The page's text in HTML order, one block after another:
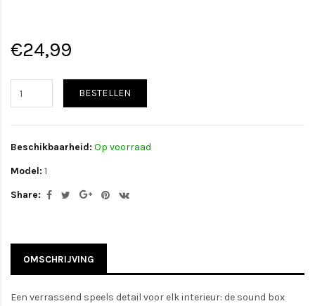
€24,99
BESTELLEN
Beschikbaarheid: Op voorraad
Model: 1
Share:
OMSCHRIJVING
Een verrassend speels detail voor elk interieur: de sound box